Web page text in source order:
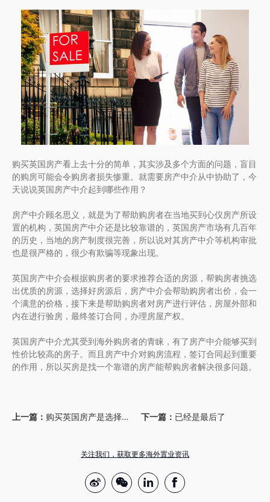
购买英国房产看上去十分的简单，其实涉及多个方面的问题，盲目
的购房可能会令购房者损失惨重。就需要房产中介从中协助了，今
天说说英国房产中介起到哪些作用？
房产中介顾名思义，就是为了帮助购房者在当地买到心仪房产所设
置的机构，英国房产中介还是比较靠谱的，英国房产市场有几百年
的历史，当地的房产制度很完善，所以说对其房产中介等机构审批
也是很严格的，很少有欺骗等现象出现。
英国房产中介会根据购房者的要求推荐合适的房源，帮购房者挑选
出优质的房源，选择好房源后，房产中介会帮助购房者出价，会一
个满意的价格，接下来是帮助购房者对房产进行评估，房屋外部和
内在进行验房，最终签订合同，办理房屋产权。
英国房产中介尤其受到海外购房者的青睐，有了房产中介能够买到
性价比较高的房子。而且房产中介对购房流程，签订合同起到重要
的作用，所以买房是找一个靠谱的房产能帮购房者解决很多问题。
上一篇： 购买英国房产是选择曼彻斯特好还是伯明翰好？ 下一篇： 已经是最后了
关注我们，获取更多海外置业资讯